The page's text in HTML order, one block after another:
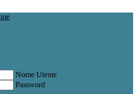
Nome Utente
Password